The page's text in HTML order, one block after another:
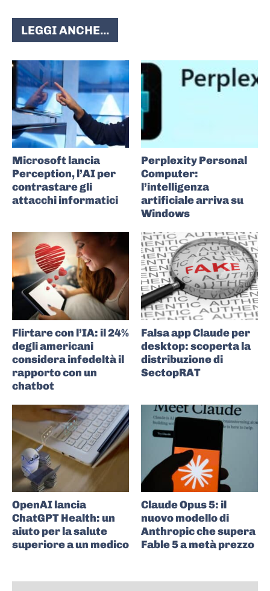
LEGGI ANCHE...
Microsoft lancia
Perception, l’AI per
contrastare gli
attacchi informatici
Perplexity Personal
Computer:
l’intelligenza
artificiale arriva su
Windows
Flirtare con l’IA: il 24%
degli americani
considera infedeltà il
rapporto con un
chatbot
Falsa app Claude per
desktop: scoperta la
distribuzione di
SectopRAT
OpenAI lancia
ChatGPT Health: un
aiuto per la salute
superiore a un medico
Claude Opus 5: il
nuovo modello di
Anthropic che supera
Fable 5 a metà prezzo